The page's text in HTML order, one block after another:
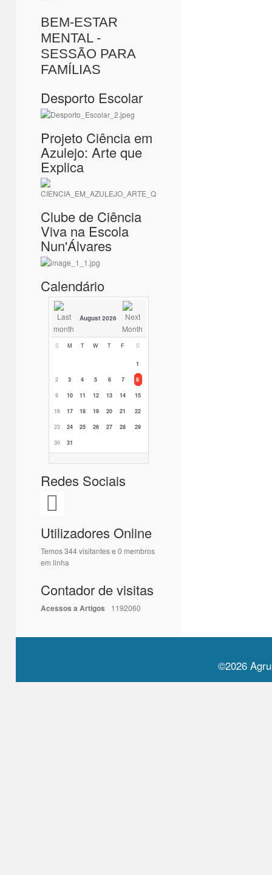
BEM-ESTAR
MENTAL -
SESSÃO PARA
FAMÍLIAS
Desporto Escolar
Projeto Ciência em
Azulejo: Arte que
Explica
Clube de Ciência
Viva na Escola
Nun'Álvares
Calendário
August 2026
S M T W T F S
1
2
3 4 5 6 7
8
9
10 11 12 13 14
15
16
17 18 19 20 21
22
23
24 25 26 27 28
29
30
31
Redes Sociais
Utilizadores Online
Temos 344 visitantes e 0 membros
em linha
Contador de visitas
Acessos a Artigos 1192060
©2026